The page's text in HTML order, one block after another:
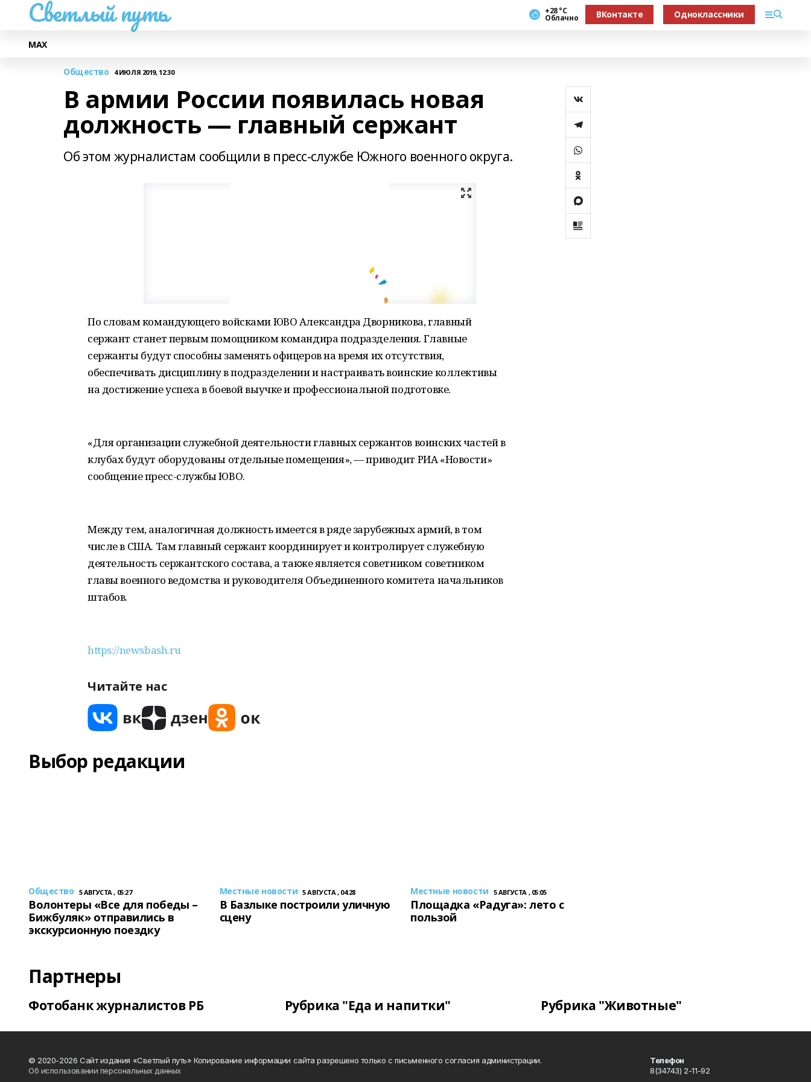
Светлый путь +28 °С
Облачно ВКонтакте Одноклассники
МАХ
Общество 4 ИЮЛЯ 2019, 12:30
В армии России появилась новая
должность — главный сержант
Об этом журналистам сообщили в пресс-службе Южного военного округа.
По словам командующего войсками ЮВО Александра Дворникова, главный
сержант станет первым помощником командира подразделения. Главные
сержанты будут способны заменять офицеров на время их отсутствия,
обеспечивать дисциплину в подразделении и настраивать воинские коллективы
на достижение успеха в боевой выучке и профессиональной подготовке.
«Для организации служебной деятельности главных сержантов воинских частей в
клубах будут оборудованы отдельные помещения», — приводит РИА «Новости»
сообщение пресс-службы ЮВО.
Между тем, аналогичная должность имеется в ряде зарубежных армий, в том
числе в США. Там главный сержант координирует и контролирует служебную
деятельность сержантского состава, а также является советником советником
главы военного ведомства и руководителя Объединенного комитета начальников
штабов.
https://newsbash.ru
Читайте нас
Выбор редакции
Общество 5 АВГУСТА , 05:27
Волонтеры «Все для победы –
Бижбуляк» отправились в
экскурсионную поездку
Местные новости 5 АВГУСТА , 04:28
В Базлыке построили уличную
сцену
Местные новости 5 АВГУСТА , 05:05
Площадка «Радуга»: лето с
пользой
Партнеры
Фотобанк журналистов РБ Рубрика "Еда и напитки" Рубрика "Животные"
© 2020-2026 Сайт издания «Светлый путь» Копирование информации сайта разрешено только с письменного согласия администрации.
Об использовании персональных данных
Телефон
8(34743) 2-11-92